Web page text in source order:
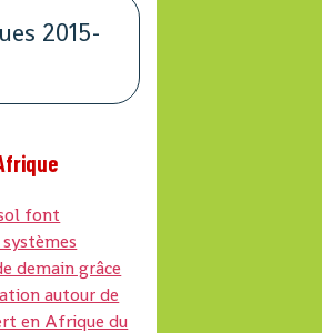
2015-
font
demain grâce
autour de
en Afrique du